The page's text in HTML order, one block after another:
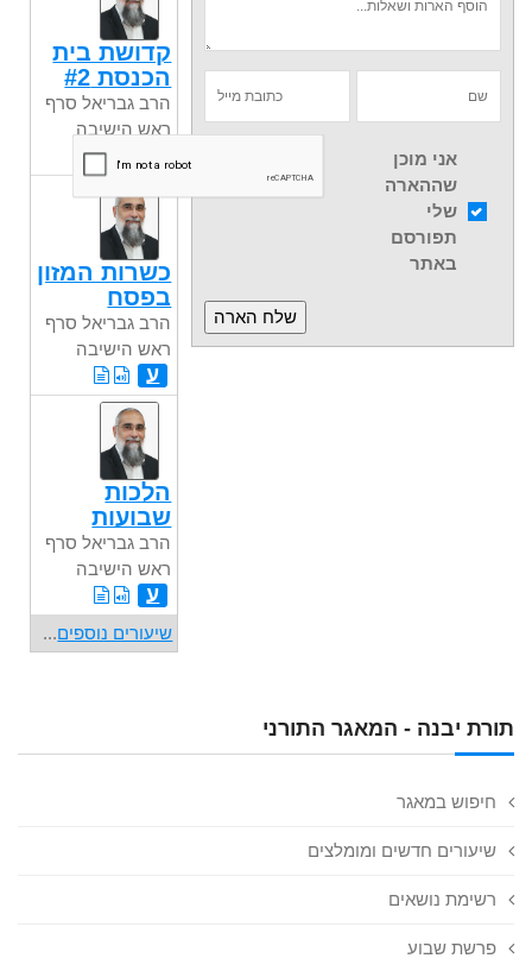
תורת יבנה - המאגר התורני
חיפוש במאגר
שיעורים חדשים ומומלצים
רשימת נושאים
פרשת שבוע
אני מוכן
שההארה
שלי
תפורסם
באתר
קדושת בית
הכנסת #2
הרב גבריאל סרף
ראש הישיבה
ע
כשרות המזון
בפסח
הרב גבריאל סרף
ראש הישיבה
ע
הלכות
שבועות
הרב גבריאל סרף
ראש הישיבה
ע
שיעורים נוספים...